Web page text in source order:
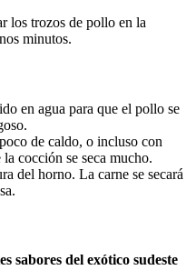
los trozos de pollo en la
minutos.
en agua para que el pollo se
de caldo, o incluso con
cocción se seca mucho.
del horno. La carne se secará
sabores del exótico sudeste